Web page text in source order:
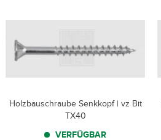
Holzbauschraube Senkkopf | vz Bit
TX40
VERFÜGBAR